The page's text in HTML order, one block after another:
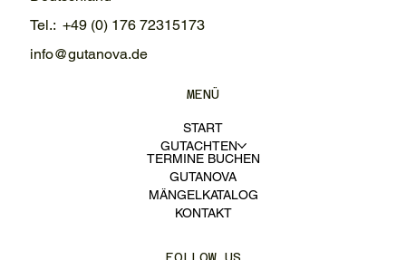
Tel.: +49 (0) 176 72315173
info@gutanova.de
MENÜ
START
GUTACHTEN
TERMINE BUCHEN
GUTANOVA
MÄNGELKATALOG
KONTAKT